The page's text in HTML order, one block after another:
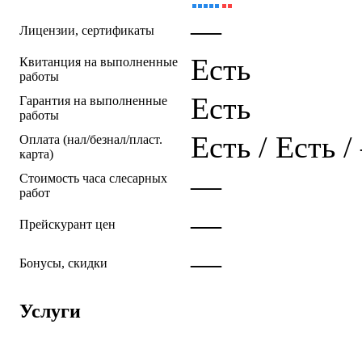
Лицензии, сертификаты —
Квитанция на выполненные
работы
Есть
Гарантия на выполненные
работы
Есть
Оплата (нал/безнал/пласт.
карта)
Есть / Есть
Стоимость часа слесарных
работ
—
Прейскурант цен —
Бонусы, скидки —
Услуги